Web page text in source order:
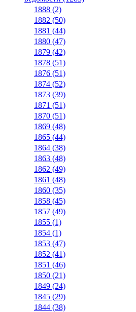
1888 (2)
1882 (50)
1881 (44)
1880 (47)
1879 (42)
1878 (51)
1876 (51)
1874 (52)
1873 (39)
1871 (51)
1870 (51)
1869 (48)
1865 (44)
1864 (38)
1863 (48)
1862 (49)
1861 (48)
1860 (35)
1858 (45)
1857 (49)
1855 (1)
1854 (1)
1853 (47)
1852 (41)
1851 (46)
1850 (21)
1849 (24)
1845 (29)
1844 (38)